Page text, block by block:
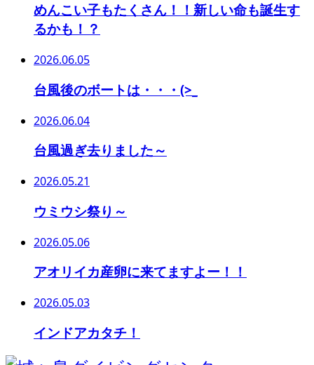
めんこい子もたくさん！！新しい命も誕生す
るかも！？
2026.06.05
台風後のボートは・・・(>_
2026.06.04
台風過ぎ去りました～
2026.05.21
ウミウシ祭り～
2026.05.06
アオリイカ産卵に来てますよー！！
2026.05.03
インドアカタチ！